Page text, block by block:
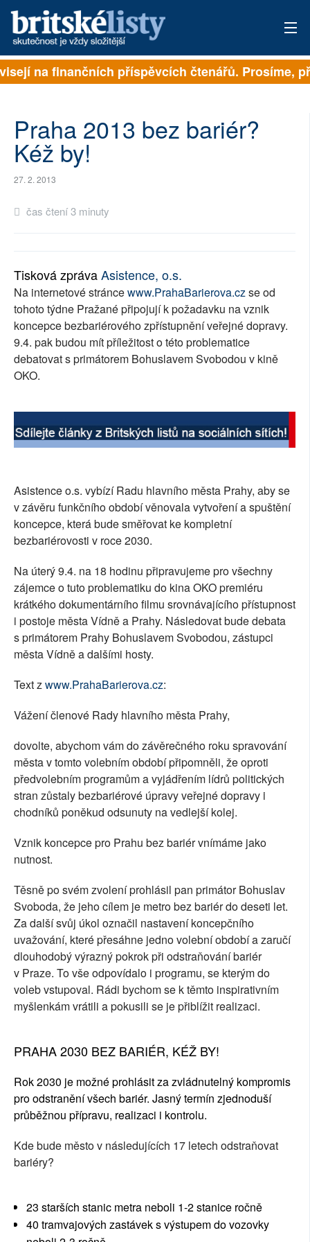
PŘIHLÁSIT
ARCHIV
ROZHOVORY
PŘÍSPĚVKY NA PROVOZ
SOCIÁLNÍ SÍTĚ
RUBRIKY
na finančních příspěvcích čtenářů. Prosíme,
Praha 2013 bez bariér?
Kéž by!
27. 2. 2013
čas čtení 3 minuty
Tisková zprávaAsistence, o.s.
Na internetové stráncewww.PrahaBarierova.czse od
tohoto týdne Pražané připojují k požadavku na vznik
koncepce bezbariérového zpřístupnění veřejné dopravy.
9.4. pak budou mít příležitost o této problematice
debatovat s primátorem Bohuslavem Svobodou v kině
OKO.
Asistence o.s. vybízí Radu hlavního města Prahy, aby se
v závěru funkčního období věnovala vytvoření a spuštění
koncepce, která bude směřovat ke kompletní
bezbariérovosti v roce 2030.
Na úterý 9.4. na 18 hodinu připravujeme pro všechny
zájemce o tuto problematiku do kina OKO premiéru
krátkého dokumentárního filmu srovnávajícího přístupnost
i postoje města Vídně a Prahy. Následovat bude debata
s primátorem Prahy Bohuslavem Svobodou, zástupci
města Vídně a dalšími hosty.
Text zwww.PrahaBarierova.cz:
Vážení členové Rady hlavního města Prahy,
dovolte, abychom vám do závěrečného roku spravování
města v tomto volebním období připomněli, že oproti
předvolebním programům a vyjádřením lídrů politických
stran zůstaly bezbariérové úpravy veřejné dopravy i
chodníků poněkud odsunuty na vedlejší kolej.
Vznik koncepce pro Prahu bez bariér vnímáme jako
nutnost.
Těsně po svém zvolení prohlásil pan primátor Bohuslav
Svoboda, že jeho cílem je metro bez bariér do deseti let.
Za další svůj úkol označil nastavení koncepčního
uvažování, které přesáhne jedno volební období a zaručí
dlouhodobý výrazný pokrok při odstraňování bariér
v Praze. To vše odpovídalo i programu, se kterým do
voleb vstupoval. Rádi bychom se k těmto inspirativním
myšlenkám vrátili a pokusili se je přiblížit realizaci.
PRAHA 2030 BEZ BARIÉR, KÉŽ BY!
Rok 2030 je možné prohlásit za zvládnutelný kompromis
pro odstranění všech bariér. Jasný termín zjednoduší
průběžnou přípravu, realizaci i kontrolu.
Kde bude město v následujících 17 letech odstraňovat
bariéry?
23 starších stanic metra neboli 1-2 stanice ročně
40 tramvajových zastávek s výstupem do vozovky